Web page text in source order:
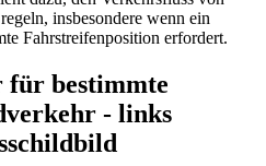
insbesondere wenn ein
Fahrstreifenposition erfordert.
für bestimmte
- links